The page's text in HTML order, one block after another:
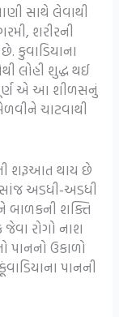
સાથે લેવાથી
શરીરની
કુવાડિયાના
લોહી શુદ્ધ થઈ
એ આ શીળસનું
ચાટવાથી
શરૂઆત થાય છે
સાંજ અડધી-અડધી
શક્તિ
રોગો નાશ
પાનનો ઉકાળો
પાનની